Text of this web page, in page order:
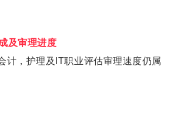
及审理进度
计，护理及IT职业评估审理速度仍属